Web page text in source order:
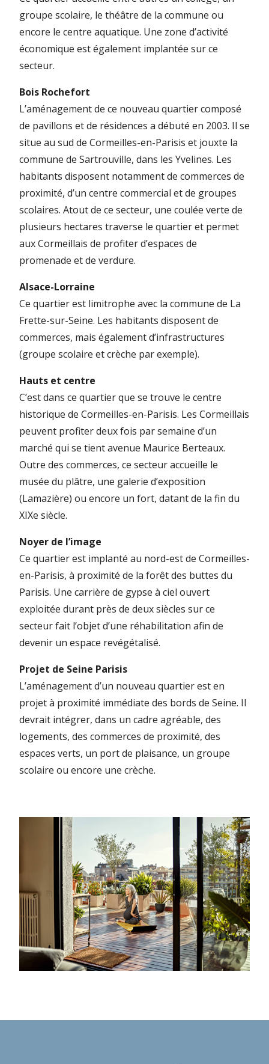
groupe scolaire, le théâtre de la commune ou
encore le centre aquatique. Une zone d’activité
économique est également implantée sur ce
secteur.
Bois Rochefort
L’aménagement de ce nouveau quartier composé
de pavillons et de résidences a débuté en 2003. Il se
situe au sud de Cormeilles-en-Parisis et jouxte la
commune de Sartrouville, dans les Yvelines. Les
habitants disposent notamment de commerces de
proximité, d’un centre commercial et de groupes
scolaires. Atout de ce secteur, une coulée verte de
plusieurs hectares traverse le quartier et permet
aux Cormeillais de profiter d’espaces de
promenade et de verdure.
Alsace-Lorraine
Ce quartier est limitrophe avec la commune de La
Frette-sur-Seine. Les habitants disposent de
commerces, mais également d’infrastructures
(groupe scolaire et crèche par exemple).
Hauts et centre
C’est dans ce quartier que se trouve le centre
historique de Cormeilles-en-Parisis. Les Cormeillais
peuvent profiter deux fois par semaine d’un
marché qui se tient avenue Maurice Berteaux.
Outre des commerces, ce secteur accueille le
musée du plâtre, une galerie d’exposition
(Lamazière) ou encore un fort, datant de la fin du
XIXe siècle.
Noyer de l’image
Ce quartier est implanté au nord-est de Cormeilles-
en-Parisis, à proximité de la forêt des buttes du
Parisis. Une carrière de gypse à ciel ouvert
exploitée durant près de deux siècles sur ce
secteur fait l’objet d’une réhabilitation afin de
devenir un espace revégétalisé.
Projet de Seine Parisis
L’aménagement d’un nouveau quartier est en
projet à proximité immédiate des bords de Seine. Il
devrait intégrer, dans un cadre agréable, des
logements, des commerces de proximité, des
espaces verts, un port de plaisance, un groupe
scolaire ou encore une crèche.